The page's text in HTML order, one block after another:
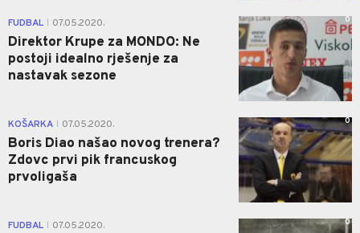
FUDBAL 07.05.2020.
Direktor Krupe za MONDO: Ne
postoji idealno rješenje za
nastavak sezone
0
KOŠARKA 07.05.2020.
Boris Diao našao novog trenera?
Zdovc prvi pik francuskog
prvoligaša
0
FUDBAL 07.05.2020. 0